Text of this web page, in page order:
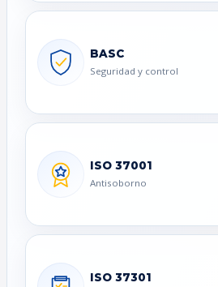
BASC
Seguridad y control
ISO 37001
Antisoborno
ISO 37301